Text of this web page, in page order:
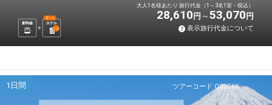
新幹線 ホテル
選べる
1 泊
大人1名様あたり 旅行代金（1～3名1室・税込）
28,610 円 53,070 円
表示旅行代金について
ツアーコード Q02G6K
1日間